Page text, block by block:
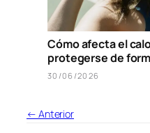
Cómo afecta el
protegerse de
30/06/2026
← Anterior